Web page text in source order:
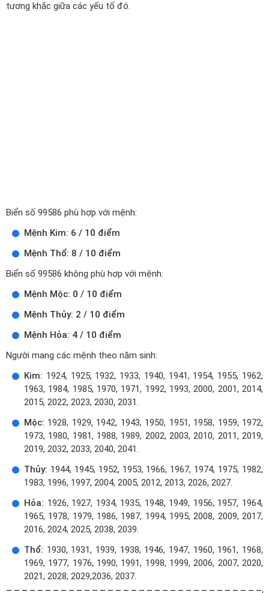
tương khắc giữa các yếu tố đó.
Biển số 99586 phù hợp với mệnh:
Mệnh Kim: 6 / 10 điểm
Mệnh Thổ: 8 / 10 điểm
Biển số 99586 không phù hợp với mệnh:
Mệnh Mộc: 0 / 10 điểm
Mệnh Thủy: 2 / 10 điểm
Mệnh Hỏa: 4 / 10 điểm
Người mang các mệnh theo năm sinh:
Kim: 1924, 1925, 1932, 1933, 1940, 1941, 1954, 1955, 1962,
1963, 1984, 1985, 1970, 1971, 1992, 1993, 2000, 2001, 2014,
2015, 2022, 2023, 2030, 2031.
Mộc: 1928, 1929, 1942, 1943, 1950, 1951, 1958, 1959, 1972,
1973, 1980, 1981, 1988, 1989, 2002, 2003, 2010, 2011, 2019,
2019, 2032, 2033, 2040, 2041.
Thủy: 1944, 1945, 1952, 1953, 1966, 1967, 1974, 1975, 1982,
1983, 1996, 1997, 2004, 2005, 2012, 2013, 2026, 2027.
Hỏa: 1926, 1927, 1934, 1935, 1948, 1949, 1956, 1957, 1964,
1965, 1978, 1979, 1986, 1987, 1994, 1995, 2008, 2009, 2017,
2016, 2024, 2025, 2038, 2039.
Thổ: 1930, 1931, 1939, 1938, 1946, 1947, 1960, 1961, 1968,
1969, 1977, 1976, 1990, 1991, 1998, 1999, 2006, 2007, 2020,
2021, 2028, 2029,2036, 2037.